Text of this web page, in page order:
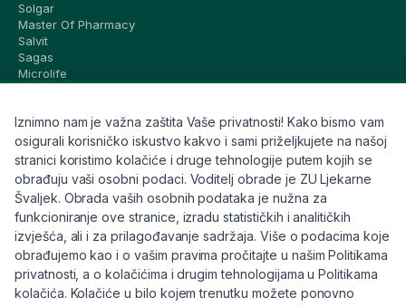
Solgar
Master Of Pharmacy
Salvit
Sagas
Microlife
CeraVe
Eucerin
Avene
Bioderma
Svi brandovi
Info
Trebate pomoć ili imate pitanja?
+385 91 6191 901
Iznimno nam je važna zaštita Vaše privatnosti! Kako bismo vam
osigurali korisničko iskustvo kakvo i sami priželjkujete na našoj
stranici koristimo kolačiće i druge tehnologije putem kojih se
obrađuju vaši osobni podaci. Voditelj obrade je ZU Ljekarne
Švaljek. Obrada vaših osobnih podataka je nužna za
funkcioniranje ove stranice, izradu statističkih i analitičkih
izvješća, ali i za prilagođavanje sadržaja. Više o podacima koje
obrađujemo kao i o vašim pravima pročitajte u našim Politikama
privatnosti, a o kolačićima i drugim tehnologijama u Politikama
kolačića. Kolačiće u bilo kojem trenutku možete ponovno